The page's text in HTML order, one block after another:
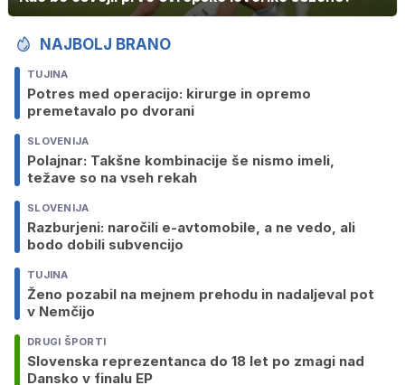
NAJBOLJ BRANO
TUJINA
Potres med operacijo: kirurge in opremo
premetavalo po dvorani
SLOVENIJA
Polajnar: Takšne kombinacije še nismo imeli,
težave so na vseh rekah
SLOVENIJA
Razburjeni: naročili e-avtomobile, a ne vedo, ali
bodo dobili subvencijo
TUJINA
Ženo pozabil na mejnem prehodu in nadaljeval pot
v Nemčijo
DRUGI ŠPORTI
Slovenska reprezentanca do 18 let po zmagi nad
Dansko v finalu EP